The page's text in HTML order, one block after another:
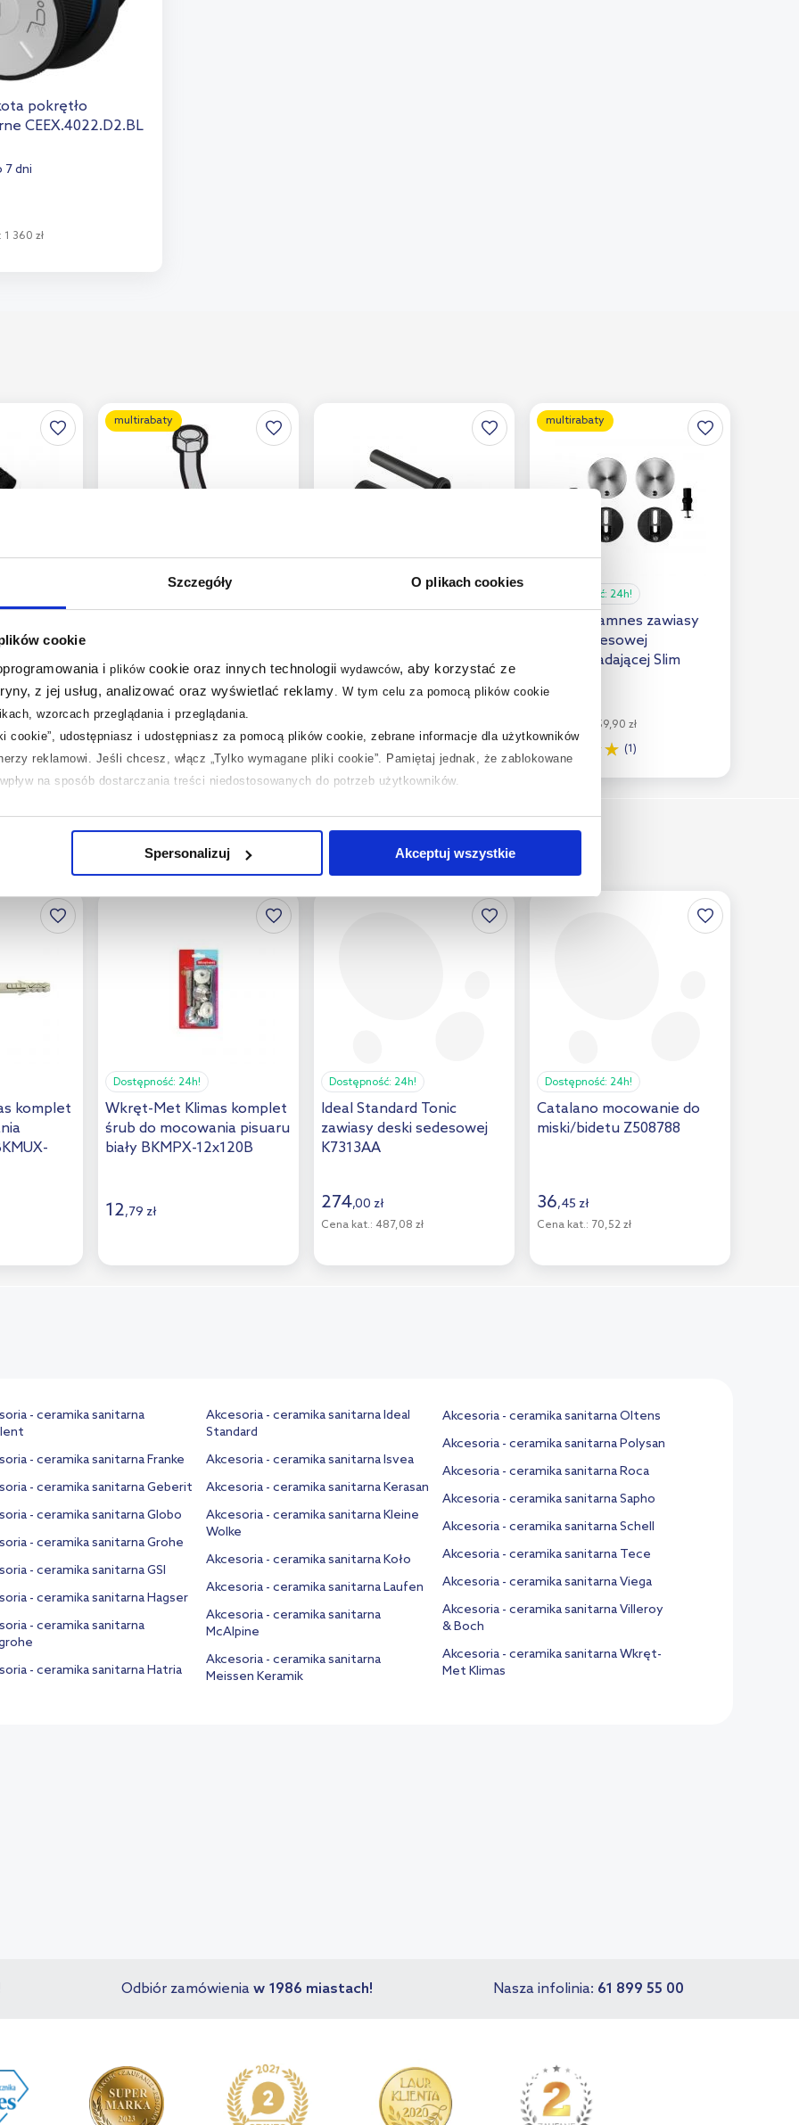
Szczegóły O plikach cookies
cookie
i plikówcookie oraz innych technologii wydawców, aby korzystać ze
z jej usług, analizować oraz wyświetlać reklamy
W tym celu za pomocą plików cookie
wzorcach przeglądania i przeglądania.
cookie”, udostępniasz i udostępniasz za pomocą plików cookie, zebrane informacje dla użytkowników
reklamowi. Jeśli chcesz, włącz „Tylko wymagane pliki cookie”. Pamiętaj jednak, że zablokowane
na sposób dostarczania treści niedostosowanych do potrzeb użytkowników.
ich przepisy, przejdź do zakładek „Informacje o plikach cookie”.
Spersonalizuj Akceptuj wszystkie
pokrętło
CEEX.4022.D2.BL
7 dni
1 360 zł
multirabaty
160,00 zł
Cena kat.:196,80 zł
wiszących 152.441.46.1
205
multirabaty
Dostępność: 24h!
Oltens Hamnes zawiasy
deski sedesowej
wolnoopadającej Slim
79
159,90 zł
(1)
komplet
Dostępność: 24h!
Wkręt-Met Klimas komplet
śrub do mocowania pisuaru
biały BKMPX-12x120B
12,79 zł
Dostępność: 24h!
Ideal Standard Tonic
zawiasy deski sedesowej
K7313AA
274,00 zł
Cena kat.: 487,08 zł
Dostępność: 24h!
Catalano mocowanie do
miski/bidetu Z508788
36,45 zł
Cena kat.: 70,52 zł
- ceramika sanitarna
- ceramika sanitarna Franke
- ceramika sanitarna Geberit
- ceramika sanitarna Globo
- ceramika sanitarna Grohe
- ceramika sanitarna GSI
- ceramika sanitarna Hagser
- ceramika sanitarna
- ceramika sanitarna Hatria
Akcesoria - ceramika sanitarna Ideal
Standard
Akcesoria - ceramika sanitarna Isvea
Akcesoria - ceramika sanitarna Kerasan
Akcesoria - ceramika sanitarna Kleine
Wolke
Akcesoria - ceramika sanitarna Koło
Akcesoria - ceramika sanitarna Laufen
Akcesoria - ceramika sanitarna
McAlpine
Akcesoria - ceramika sanitarna
Meissen Keramik
Akcesoria - ceramika sanitarna Oltens
Akcesoria - ceramika sanitarna Polysan
Akcesoria - ceramika sanitarna Roca
Akcesoria - ceramika sanitarna Sapho
Akcesoria - ceramika sanitarna Schell
Akcesoria - ceramika sanitarna Tece
Akcesoria - ceramika sanitarna Viega
Akcesoria - ceramika sanitarna Villeroy
& Boch
Akcesoria - ceramika sanitarna Wkręt-
Met Klimas
Odbiór zamówienia w 1986 miastach! Nasza infolinia: 61 899 55 00